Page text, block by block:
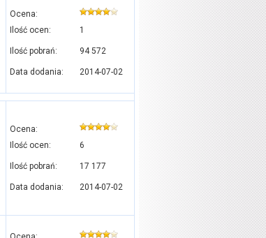
Ocena:
Ilość ocen:
1
Ilość pobrań: 94 572
Data dodania: 2014-07-02
Ocena:
Ilość ocen:
6
Ilość pobrań: 17 177
Data dodania: 2014-07-02